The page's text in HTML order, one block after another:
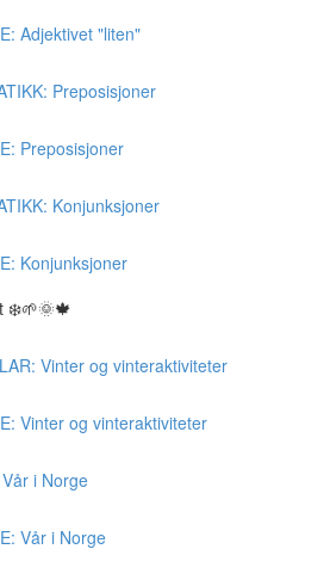
Adjektivet "liten"
Preposisjoner
Preposisjoner
Konjunksjoner
Konjunksjoner
❄️🌱🌞🍁
Vinter og vinteraktiviteter
Vinter og vinteraktiviteter
i Norge
Vår i Norge